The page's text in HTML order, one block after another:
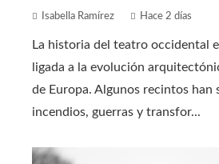
Isabella Ramírez Hace 2 días
La historia del teatro occidental
ligada a la evolución
de Europa. Algunos recintos han
incendios, guerras y transfor...